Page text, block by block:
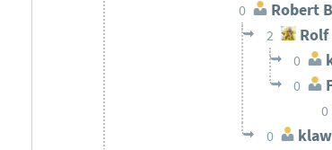
0 Robert
2 Rolf
0
0
0
0